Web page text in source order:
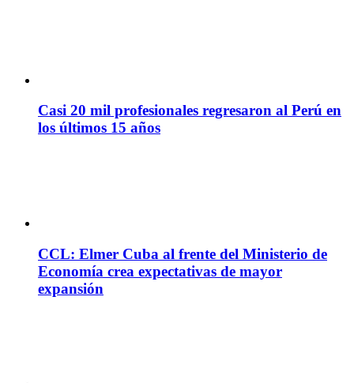
Casi 20 mil profesionales regresaron al Perú en
los últimos 15 años
CCL: Elmer Cuba al frente del Ministerio de
Economía crea expectativas de mayor
expansión